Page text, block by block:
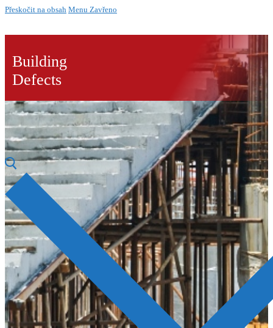
Přeskočit na obsah Menu Zavřeno
Building
Defects